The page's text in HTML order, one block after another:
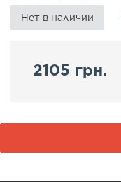
Нет в наличии
2105 грн.